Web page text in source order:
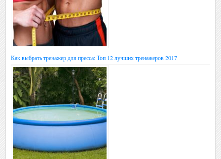
Как выбрать тренажер для пресса: Топ 12 лучших тренажеров 2017